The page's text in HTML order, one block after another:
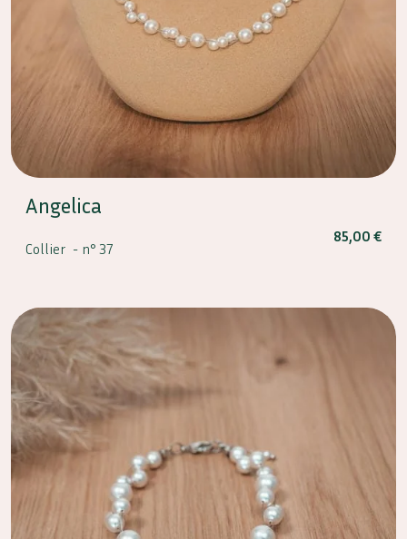
Angelica
Collier - n° 37
85,00 €